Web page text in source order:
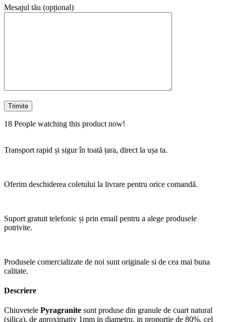
Mesajul tău (opțional)
18 People watching this product now!
Transport rapid și sigur în toată țara, direct la ușa ta.
Oferim deschiderea coletului la livrare pentru orice comandă.
Suport gratuit telefonic și prin email pentru a alege produsele
potrivite.
Produsele comercializate de noi sunt originale si de cea mai buna
calitate.
Descriere
Chiuvetele Pyragranite sunt produse din granule de cuart natural
(silica), de aproximativ 1mm in diametru, in proportie de 80%, cel